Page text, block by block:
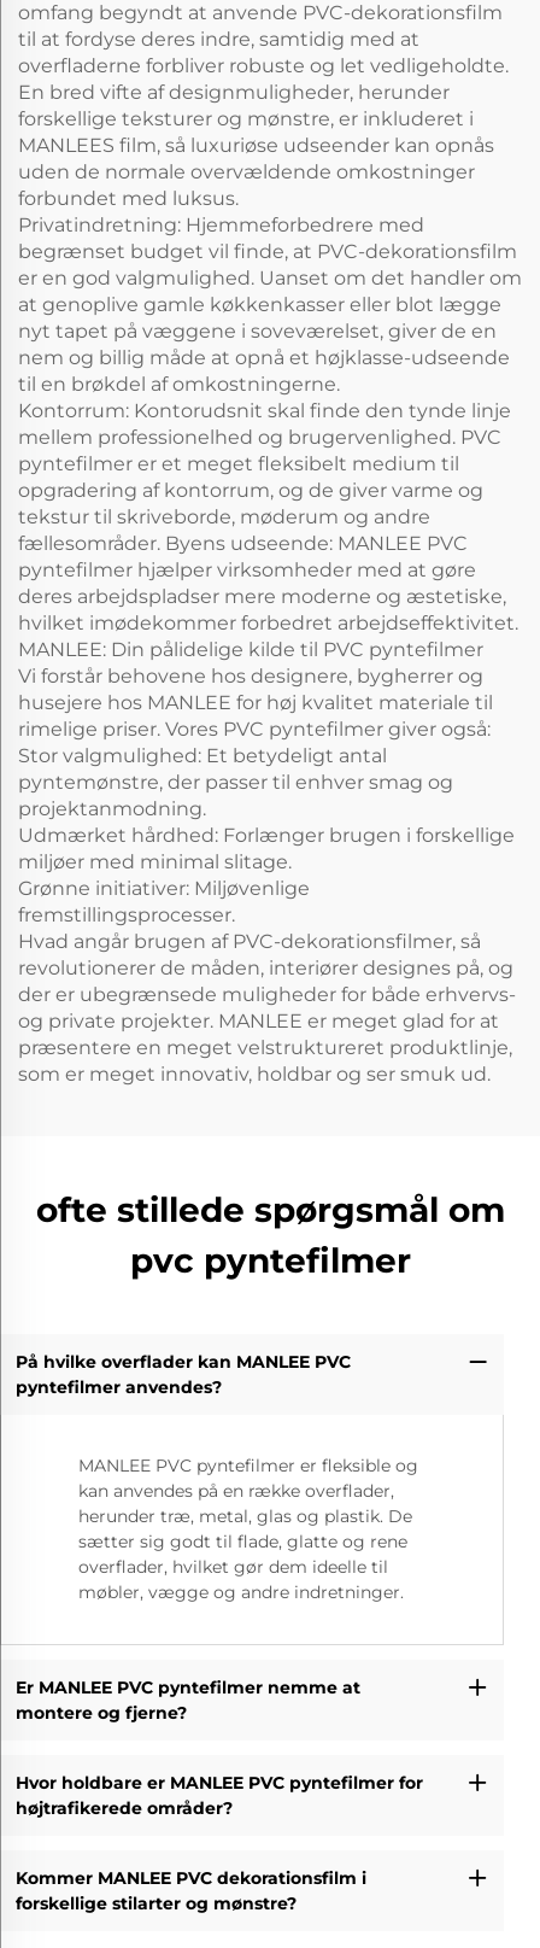
omfang begyndt at anvende PVC-dekorationsfilm
til at fordyse deres indre, samtidig med at
overfladerne forbliver robuste og let vedligeholdte.
En bred vifte af designmuligheder, herunder
forskellige teksturer og mønstre, er inkluderet i
MANLEES film, så luxuriøse udseender kan opnås
uden de normale overvældende omkostninger
forbundet med luksus.
Privatindretning: Hjemmeforbedrere med
begrænset budget vil finde, at PVC-dekorationsfilm
er en god valgmulighed. Uanset om det handler om
at genoplive gamle køkkenkasser eller blot lægge
nyt tapet på væggene i soveværelset, giver de en
nem og billig måde at opnå et højklasse-udseende
til en brøkdel af omkostningerne.
Kontorrum: Kontorudsnit skal finde den tynde linje
mellem professionelhed og brugervenlighed. PVC
pyntefilmer er et meget fleksibelt medium til
opgradering af kontorrum, og de giver varme og
tekstur til skriveborde, møderum og andre
fællesområder. Byens udseende: MANLEE PVC
pyntefilmer hjælper virksomheder med at gøre
deres arbejdspladser mere moderne og æstetiske,
hvilket imødekommer forbedret arbejdseffektivitet.
MANLEE: Din pålidelige kilde til PVC pyntefilmer
Vi forstår behovene hos designere, bygherrer og
husejere hos MANLEE for høj kvalitet materiale til
rimelige priser. Vores PVC pyntefilmer giver også:
Stor valgmulighed: Et betydeligt antal
pyntemønstre, der passer til enhver smag og
projektanmodning.
Udmærket hårdhed: Forlænger brugen i forskellige
miljøer med minimal slitage.
Grønne initiativer: Miljøvenlige
fremstillingsprocesser.
Hvad angår brugen af PVC-dekorationsfilmer, så
revolutionerer de måden, interiører designes på, og
der er ubegrænsede muligheder for både erhvervs-
og private projekter. MANLEE er meget glad for at
præsentere en meget velstruktureret produktlinje,
som er meget innovativ, holdbar og ser smuk ud.
ofte stillede spørgsmål om
pvc pyntefilmer
På hvilke overflader kan MANLEE PVC
pyntefilmer anvendes?
MANLEE PVC pyntefilmer er fleksible og
kan anvendes på en række overflader,
herunder træ, metal, glas og plastik. De
sætter sig godt til flade, glatte og rene
overflader, hvilket gør dem ideelle til
møbler, vægge og andre indretninger.
Er MANLEE PVC pyntefilmer nemme at
montere og fjerne?
Hvor holdbare er MANLEE PVC pyntefilmer for
højtrafikerede områder?
Kommer MANLEE PVC dekorationsfilm i
forskellige stilarter og mønstre?